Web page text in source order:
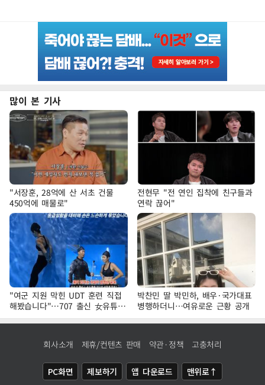
많이 본 기사
"서장훈, 28억에 산 서초 건물
450억에 매물로"
전현무 "전 연인 집착에 친구들과
연락 끊어"
"여군 지원 막힌 UDT 훈련 직접
해봤습니다"…707 출신 女유튜버
'완벽 소화'
박찬민 딸 박민하, 배우·국가대표
병행하더니…여유로운 근황 공개
회사소개 제휴/컨텐츠 판매 약관·정책 고충처리
PC화면 제보하기 앱 다운로드 맨위로↑